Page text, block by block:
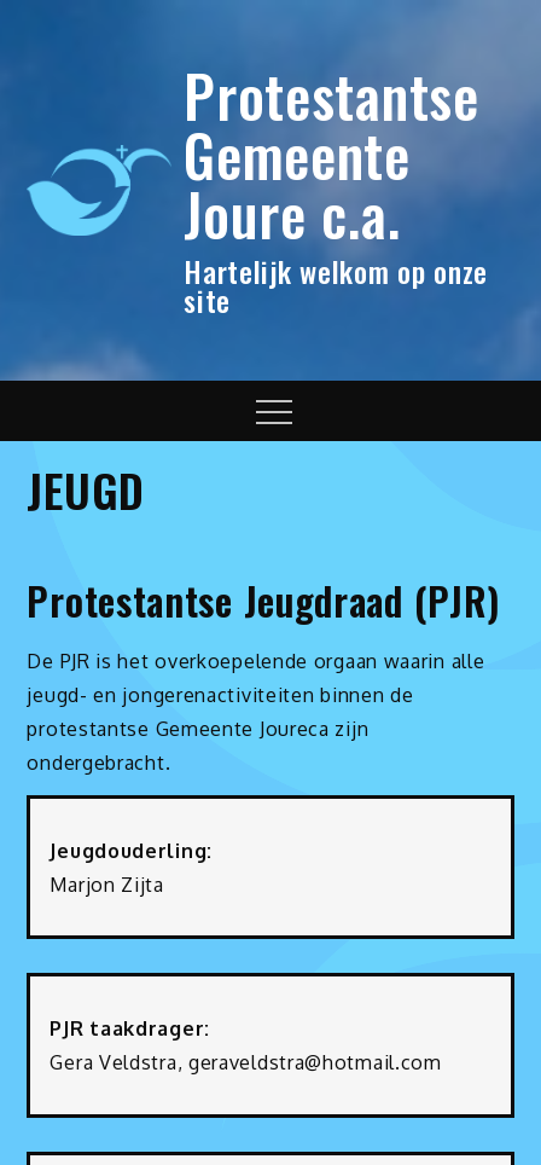
Protestantse
Gemeente
Joure c.a.
Hartelijk welkom op onze
site
Menu
JEUGD
Protestantse Jeugdraad (PJR)
De PJR is het overkoepelende orgaan waarin alle
jeugd- en jongerenactiviteiten binnen de
protestantse Gemeente Joureca zijn
ondergebracht.
Jeugdouderling:
Marjon Zijta
PJR taakdrager:
Gera Veldstra, geraveldstra@hotmail.com